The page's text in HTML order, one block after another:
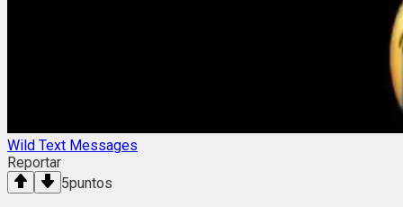
Wild Text Messages
Reportar
5puntos